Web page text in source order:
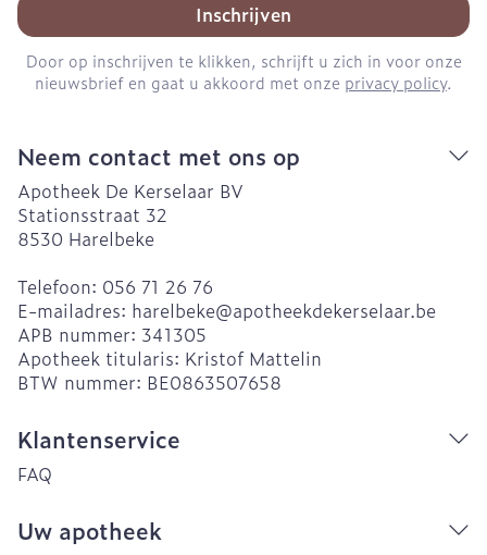
Inschrijven
Door op inschrijven te klikken, schrijft u zich in voor onze
nieuwsbrief en gaat u akkoord met onze privacy policy.
Neem contact met ons op
Apotheek De Kerselaar BV
Stationsstraat 32
8530 Harelbeke
Telefoon: 056 71 26 76
E-mailadres: harelbeke@apotheekdekerselaar.be
APB nummer: 341305
Apotheek titularis: Kristof Mattelin
BTW nummer: BE0863507658
Klantenservice
FAQ
Uw apotheek